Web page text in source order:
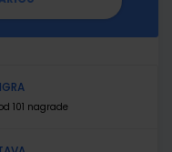
101 nagrade